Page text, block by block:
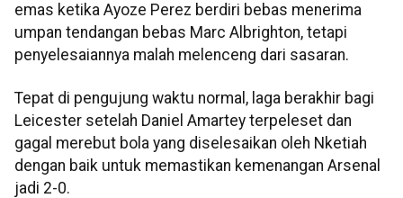
emas ketika Ayoze Perez berdiri bebas menerima
umpan tendangan bebas Marc Albrighton, tetapi
penyelesaiannya malah melenceng dari sasaran.
Tepat di pengujung waktu normal, laga berakhir bagi
Leicester setelah Daniel Amartey terpeleset dan
gagal merebut bola yang diselesaikan oleh Nketiah
dengan baik untuk memastikan kemenangan Arsenal
jadi 2-0.